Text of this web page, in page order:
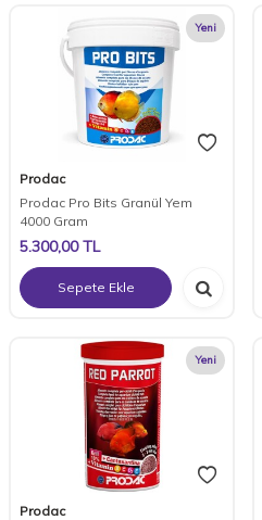
Yeni
Prodac
Prodac Pro Bits Granül Yem
4000 Gram
5.300,00TL
Sepete Ekle
Yeni
Prodac